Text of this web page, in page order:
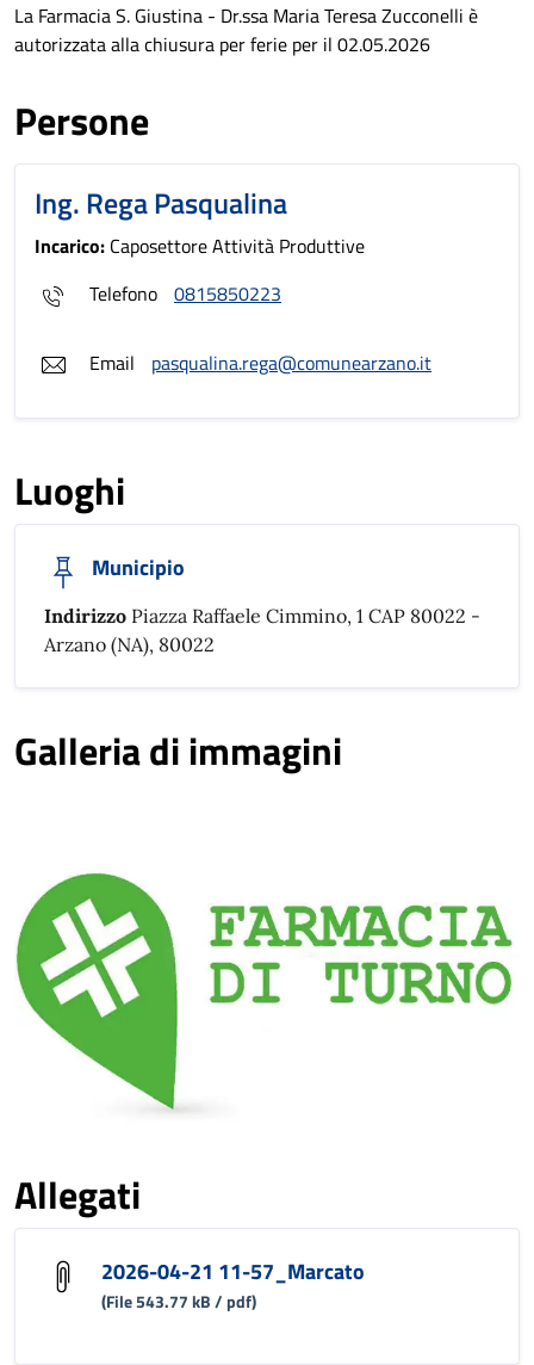
La Farmacia S. Giustina - Dr.ssa Maria Teresa Zucconelli è
autorizzata alla chiusura per ferie per il 02.05.2026
Persone
Ing. Rega Pasqualina
Incarico: Caposettore Attività Produttive
Telefono 0815850223
Email pasqualina.rega@comunearzano.it
Luoghi
Municipio
Indirizzo Piazza Raffaele Cimmino, 1 CAP 80022 -
Arzano (NA), 80022
Galleria di immagini
Allegati
2026-04-21 11-57_Marcato
(File 543.77 kB / pdf)